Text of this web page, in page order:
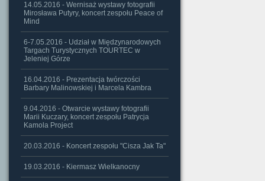
14.05.2016 - Wernisaż wystawy fotografii
Mirosława Putyry, koncert zespołu Peace of
Mind
6-7.05.2016 - Udział w Międzynarodowych
Targach Turystycznych TOURTEC w
Jeleniej Górze
16.04.2016 - Prezentacja twórczości
Barbary Malinowskiej i Marcela Kambra
9.04.2016 - Otwarcie wystawy fotografii
Marii Kuczary, koncert zespołu Patrycja
Kamola Project
20.03.2016 - Koncert zespołu "Cisza Jak Ta"
19.03.2016 - Kiermasz Wielkanocny